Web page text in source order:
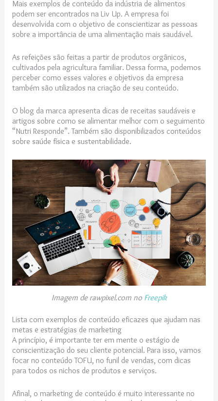
Mais exemplos de conteúdo da indústria de alimentos
podem ser encontrados na Liv Up. A empresa foi
desenvolvida com o objetivo de conscientizar as pessoas
sobre a importância de uma alimentação mais saudável.
As refeições são feitas a partir de produtos orgânicos,
cultivados pela agricultura familiar. Dessa forma, podemos
perceber como esses valores e objetivos da empresa
também são utilizados na criação de seu conteúdo.
O blog da marca apresenta dicas de receitas saudáveis ​​e
artigos sobre como se alimentar melhor com o seguimento
“Nutri Responde”. Também são disponibilizados conteúdos
sobre saúde física e sustentabilidade.
Imagem de rawpixel.com no Freepik
Lista com exemplos de conteúdo eficazes que ajudam nas
metas e estratégias de marketing
A princípio, é importante ter em mente o estágio de
conscientização do seu cliente potencial. Para isso, vamos
focar no conteúdo TOFU, no funil de vendas, com dicas
para todos os nichos de produtos e serviços.
Afinal, o marketing de conteúdo é muito interessante no